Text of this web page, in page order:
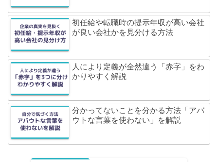
初任給や転職時の提示年収が高い会社
が良い会社かを見分ける方法
人により定義が全然違う「赤字」をわ
かりやすく解説
分かってないことを分かる方法「アバ
ウトな言葉を使わない」を解説